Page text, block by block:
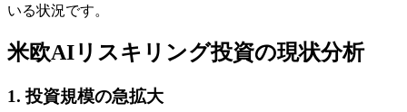
いる状況です。
米欧AIリスキリング投資の現状分析
1. 投資規模の急拡大